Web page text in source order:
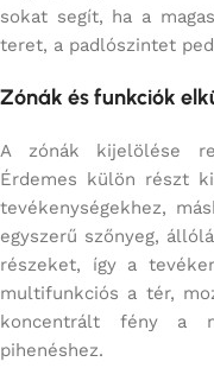
sokat segít, ha a
teret, a padlószintet
Zónák és funkciók
A zónák kijelölése
Érdemes külön részt
tevékenységekhez,
egyszerű szőnyeg,
részeket, így a
multifunkciós a tér,
koncentrált fény a
pihenéshez.